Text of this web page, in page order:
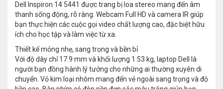
Dell Inspiron 14 5441 được trang bị loa stereo mang đến âm
thanh sống động, rõ ràng. Webcam Full HD và camera IR giúp
bạn thực hiện các cuộc gọi video chất lượng cao, đặc biệt hữu
ích cho học tập và làm việc từ xa.
Thiết kế mỏng nhẹ, sang trọng và bền bỉ
Với độ dày chỉ 17.9 mm và khối lượng 1.53 kg, laptop Dell là
người bạn đồng hành lý tưởng cho những ai thường xuyên di
chuyển. Vỏ kim loại nhôm mang đến vẻ ngoài sang trọng và độ